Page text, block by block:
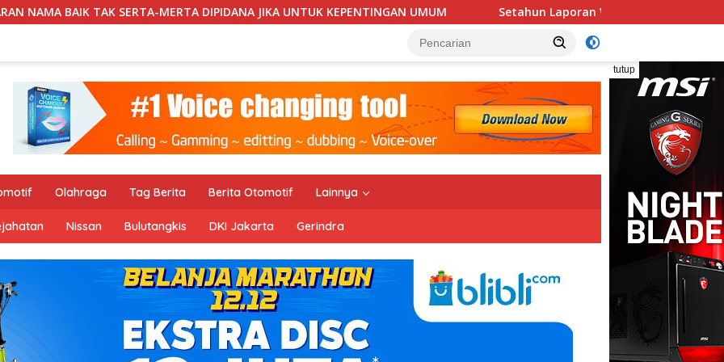
MERTA DIPIDANA JIKA UNTUK KEPENTINGAN UMUM Setahun Laporan Wartawan Tak Jelas, Kapolrestabes Medan: “
tutup
Olahraga Tag Berita Berita Otomotif Lainnya
Nissan Bulutangkis DKI Jakarta Gerindra